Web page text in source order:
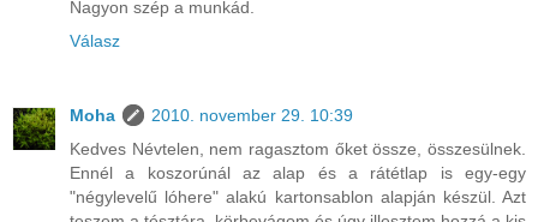
Nagyon szép a munkád.
Válasz
Moha
2010. november 29. 10:39
Kedves Névtelen, nem ragasztom őket össze, összesülnek.
Ennél a koszorúnál az alap és a rátétlap is egy-egy
"négylevelű lóhere" alakú kartonsablon alapján készül. Azt